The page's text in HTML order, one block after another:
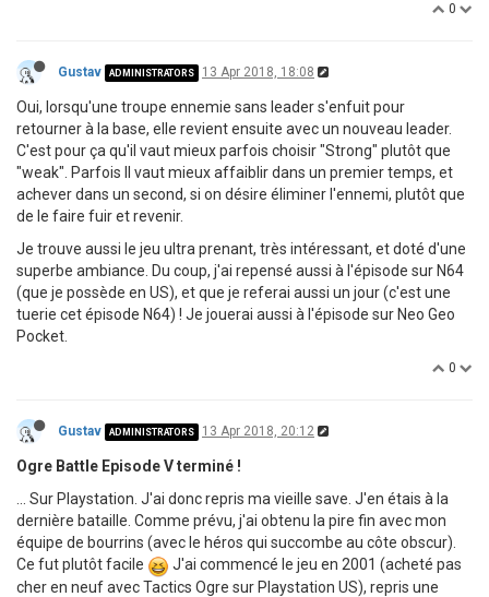
0
Gustav ADMINISTRATORS 13 Apr 2018, 18:08
Oui, lorsqu'une troupe ennemie sans leader s'enfuit pour
retourner à la base, elle revient ensuite avec un nouveau leader.
C'est pour ça qu'il vaut mieux parfois choisir "Strong" plutôt que
"weak". Parfois Il vaut mieux affaiblir dans un premier temps, et
achever dans un second, si on désire éliminer l'ennemi, plutôt que
de le faire fuir et revenir.
Je trouve aussi le jeu ultra prenant, très intéressant, et doté d'une
superbe ambiance. Du coup, j'ai repensé aussi à l'épisode sur N64
(que je possède en US), et que je referai aussi un jour (c'est une
tuerie cet épisode N64) ! Je jouerai aussi à l'épisode sur Neo Geo
Pocket.
0
Gustav ADMINISTRATORS 13 Apr 2018, 20:12
Ogre Battle Episode V terminé !
... Sur Playstation. J'ai donc repris ma vieille save. J'en étais à la
dernière bataille. Comme prévu, j'ai obtenu la pire fin avec mon
équipe de bourrins (avec le héros qui succombe au côte obscur).
Ce fut plutôt facile
J'ai commencé le jeu en 2001 (acheté pas
cher en neuf avec Tactics Ogre sur Playstation US), repris une